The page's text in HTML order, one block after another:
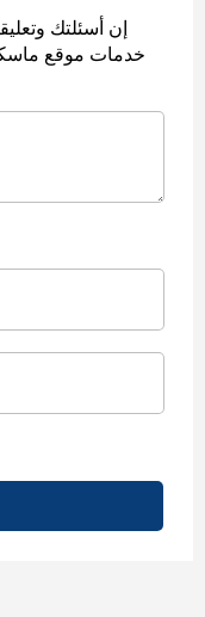
إن أسئلتك
خدمات موقع